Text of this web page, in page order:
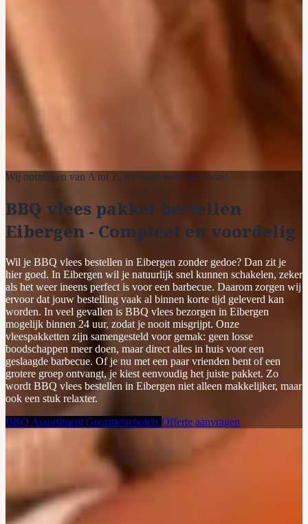
Wij ontzorgen van A tot Z, we doen zelfs de afwas!
BBQ vlees pakket bestellen
Eibergen - Compleet en voordelig
Wil je BBQ vlees bestellen in Eibergen zonder gedoe? Dan zit je
hier goed. In Eibergen wil je natuurlijk snel kunnen schakelen, zeker
als het weer ineens perfect is voor een barbecue. Daarom zorgen wij
ervoor dat jouw bestelling vaak al binnen korte tijd geleverd kan
worden. In veel gevallen is BBQ vlees bezorgen in Eibergen
mogelijk binnen 24 uur, zodat je nooit misgrijpt. Onze
vleespakketten zijn samengesteld voor gemak: geen losse
boodschappen meer doen, maar direct alles in huis voor een
geslaagde barbecue. Of je nu met een paar vrienden bent of een
grotere groep ontvangt, je kiest eenvoudig het juiste pakket. Zo
wordt BBQ vlees bestellen in Eibergen niet alleen makkelijker, maar
ook een stuk relaxter.
BBQ Assortiment Gourmetschotels Offerte aanvragen